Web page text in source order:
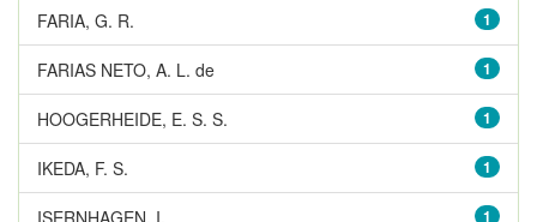
1
FARIA, G. R.
1
FARIAS NETO, A. L. de
1
HOOGERHEIDE, E. S. S.
1
IKEDA, F. S.
1
ISERNHAGEN, I.